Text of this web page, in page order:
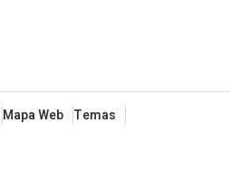
Mapa Web Temas